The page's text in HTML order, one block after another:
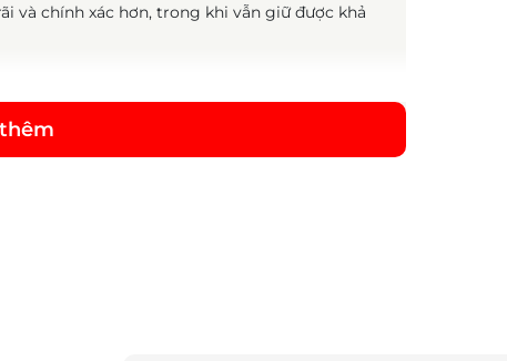
và chính xác hơn, trong khi vẫn giữ được khả
mới đều rất đầy đặn và đều được chế tác